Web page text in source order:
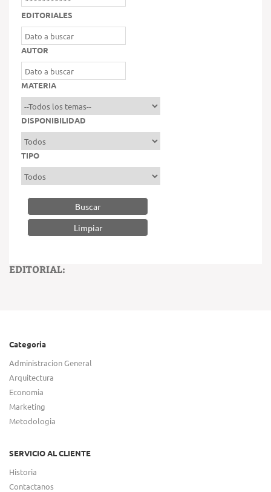
EDITORIALES
AUTOR
MATERIA
DISPONIBILIDAD
TIPO
Buscar
EDITORIAL:
Categoria
Administracion General
Arquitectura
Economia
Marketing
Metodologia
SERVICIO AL CLIENTE
Historia
Contactanos